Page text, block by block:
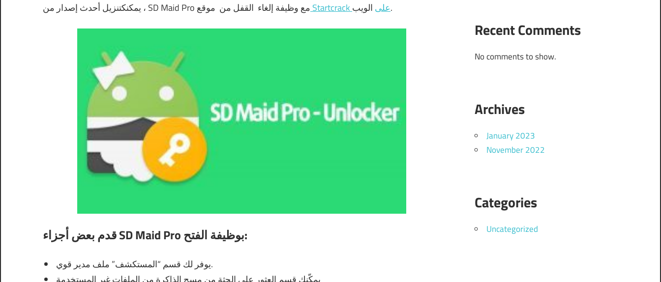
، يمكنك
تنزيل أحدث إصدار من SD Maid Pro مع وظيفة إلغاء القفل من موقع Startcrack على الويب .
قدم بعض أجزاء SD Maid Pro بوظيفة الفتح:
يوفر لك قسم “المستكشف” ملف مدير قوي.
يمكّنك قسم العثور على الجثة من مسح الذاكرة من الملفات غير المستخدمة
Recent Comments
No comments to show.
Archives
January 2023
November 2022
Categories
Uncategorized